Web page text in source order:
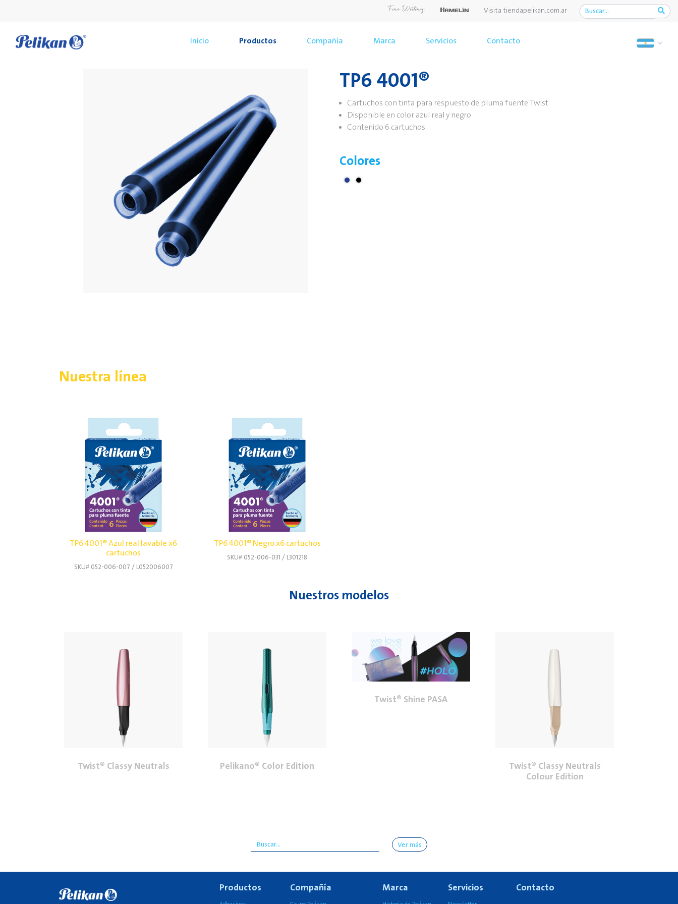
Visita tiendapelikan.com.ar
Inicio Productos Compañía Marca Servicios Contacto
TP6 4001®
Cartuchos con tinta para respuesto de pluma fuente Twist
Disponible en color azul real y negro
Contenido 6 cartuchos
Colores
Nuestra línea
TP6 4001® Azul real lavable x6
cartuchos
SKU# 052-006-007 / L052006007
TP6 4001® Negro x6 cartuchos
SKU# 052-006-031 / L301218
Nuestros modelos
Twist® Classy Neutrals Pelikano® Color Edition
Twist® Shine PASA
Twist® Classy Neutrals
Colour Edition
Ver más
Productos Compañía Marca Servicios Contacto